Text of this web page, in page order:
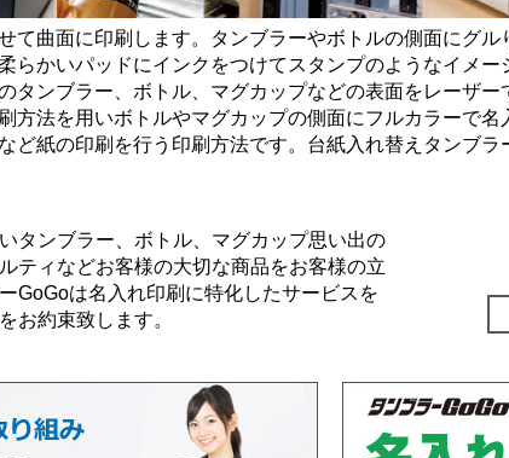
て曲面に印刷します。タンブラーやボトルの側面にグル
らかいパッドにインクをつけてスタンプのようなイメー
タンブラー、ボトル、マグカップなどの表面をレーザー
方法を用いボトルやマグカップの側面にフルカラーで名
ど紙の印刷を行う印刷方法です。台紙入れ替えタンブラ
タンブラー、ボトル、マグカップ思い出の
ティなどお客様の大切な商品をお客様の立
GoGoは名入れ印刷に特化したサービスを
お約束致します。